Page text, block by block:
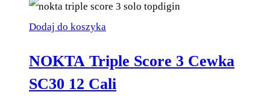
Dodaj do koszyka
NOKTA Triple Score 3 Cewka
SC30 12 Cali